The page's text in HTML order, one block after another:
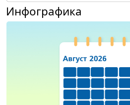
Инфографика